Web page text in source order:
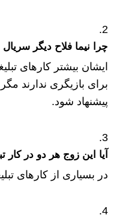
چرا نیما فلاح دیگر
ایشان بیشتر کارهای
برای بازیگری ندارند
پیشنهاد شود.
آیا این زوج هر دو در کار
در بسیاری از کارهای